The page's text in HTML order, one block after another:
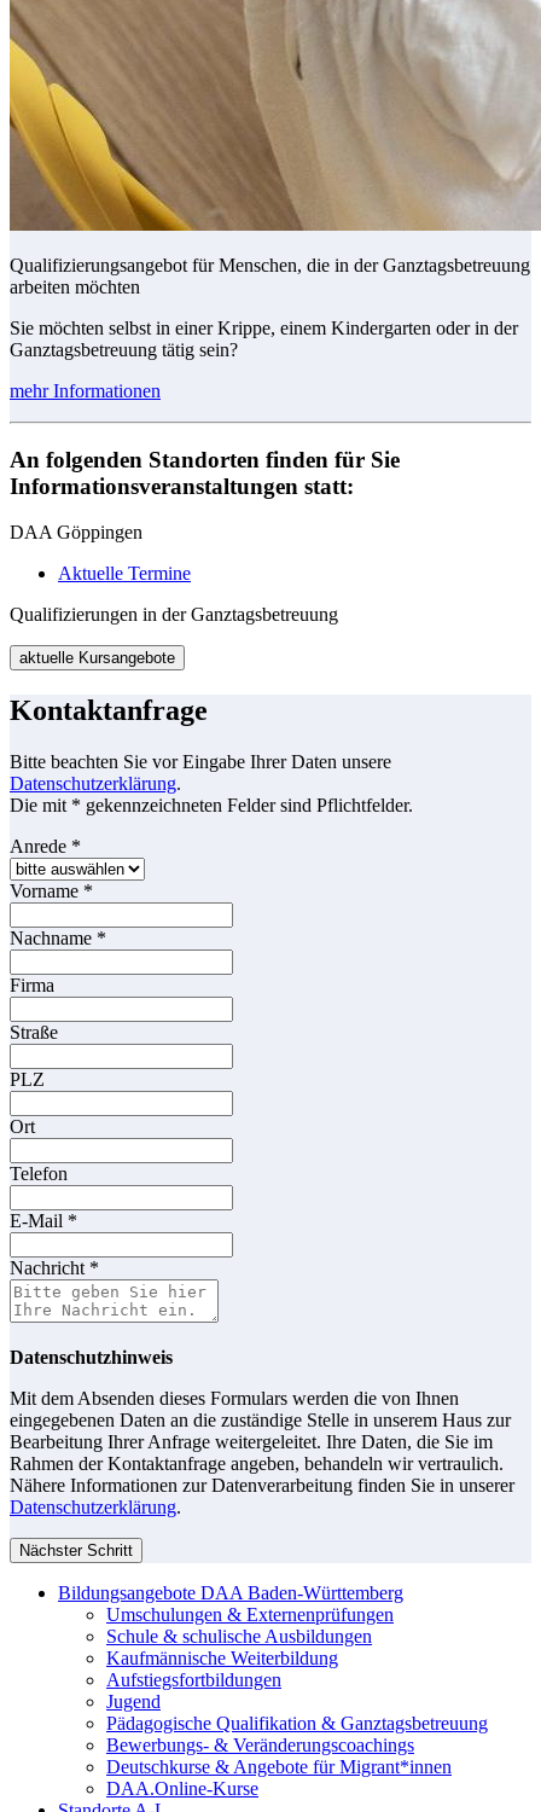
Qualifizierungsangebot für Menschen, die in der Ganztagsbetreuung
arbeiten möchten
Sie möchten selbst in einer Krippe, einem Kindergarten oder in der
Ganztagsbetreuung tätig sein?
mehr Informationen
An folgenden Standorten finden für Sie
Informationsveranstaltungen statt:
DAA Göppingen
Aktuelle Termine
Qualifizierungen in der Ganztagsbetreuung
aktuelle Kursangebote
Kontaktanfrage
Bitte beachten Sie vor Eingabe Ihrer Daten unsere
Datenschutzerklärung.
Die mit * gekennzeichneten Felder sind Pflichtfelder.
Anrede *
Vorname *
Nachname *
Firma
Straße
PLZ
Ort
Telefon
E-Mail *
Nachricht *
Datenschutzhinweis
Mit dem Absenden dieses Formulars werden die von Ihnen
eingegebenen Daten an die zuständige Stelle in unserem Haus zur
Bearbeitung Ihrer Anfrage weitergeleitet. Ihre Daten, die Sie im
Rahmen der Kontaktanfrage angeben, behandeln wir vertraulich.
Nähere Informationen zur Datenverarbeitung finden Sie in unserer
Datenschutzerklärung.
Nächster Schritt
Bildungsangebote DAA Baden-Württemberg
Umschulungen & Externenprüfungen
Schule & schulische Ausbildungen
Kaufmännische Weiterbildung
Aufstiegsfortbildungen
Jugend
Pädagogische Qualifikation & Ganztagsbetreuung
Bewerbungs- & Veränderungscoachings
Deutschkurse & Angebote für Migrant*innen
DAA.Online-Kurse